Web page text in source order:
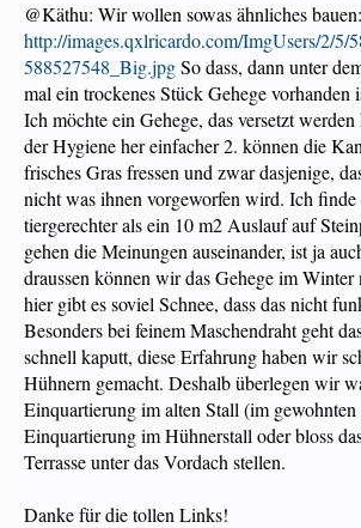
@Käthu: Wir wollen sowas ähnliches bauen:
http://images.qxlricardo.com/ImgUsers/2/5/
588527548_Big.jpgSo dass, dann unter
mal ein trockenes Stück Gehege vorhanden
Ich möchte ein Gehege, das versetzt
der Hygiene her einfacher 2. können die
frisches Gras fressen und zwar dasjenige,
nicht was ihnen vorgeworfen wird. Ich finde
tiergerechter als ein 10 m2 Auslauf auf
gehen die Meinungen auseinander, ist ja
draussen können wir das Gehege im Winter
hier gibt es soviel Schnee, dass das nicht
Besonders bei feinem Maschendraht geht
schnell kaputt, diese Erfahrung haben wir
Hühnern gemacht. Deshalb überlegen wir
Einquartierung im alten Stall (im gewohnten
Einquartierung im Hühnerstall oder bloss
Terrasse unter das Vordach stellen.
Danke für die tollen Links!